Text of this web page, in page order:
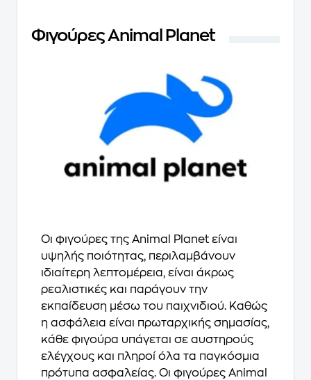
Φιγούρες Animal Planet
Οι φιγούρες της Animal Planet είναι
υψηλής ποιότητας, περιλαμβάνουν
ιδιαίτερη λεπτομέρεια, είναι άκρως
ρεαλιστικές και παράγουν την
εκπαίδευση μέσω του παιχνιδιού. Καθώς
η ασφάλεια είναι πρωταρχικής σημασίας,
κάθε φιγούρα υπάγεται σε αυστηρούς
ελέγχους και πληροί όλα τα παγκόσμια
πρότυπα ασφαλείας. Οι φιγούρες Animal